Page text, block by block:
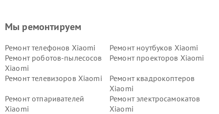
Мы ремонтируем
Ремонт телефонов Xiaomi
Ремонт ноутбуков Xiaomi
Ремонт роботов-пылесосов
Xiaomi
Ремонт проекторов Xiaomi
Ремонт телевизоров Xiaomi
Ремонт квадрокоптеров
Xiaomi
Ремонт отпаривателей
Xiaomi
Ремонт электросамокатов
Xiaomi